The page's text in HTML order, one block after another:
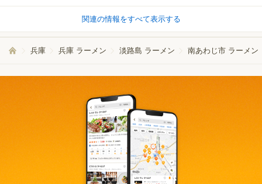
関連の情報をすべて表示する
兵庫 兵庫 ラーメン 淡路島 ラーメン 南あわじ市 ラーメン